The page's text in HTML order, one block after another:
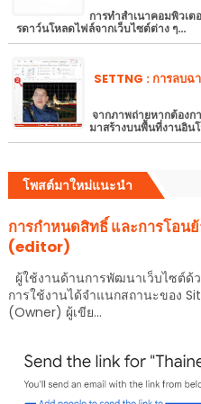
การทำสำเนาคอมพิวเ
รดาว์นโหลดไฟล์จากเว็บไซต์ต่าง ๆ…
SETTNG : การลบฉ
จากภาพถ่ายหากต้องก
มาสร้างบนพื้นที่งานอิ
โพสต์มาใหม่แนะนำ
การกำหนดสิทธิ์ และการโอน
(editor)
ผู้ใช้งานด้านการพัฒนาเว็บไซต์ด้
การใช้งานได้จำแนกสถานะของ
(Owner) ผู้เขีย...